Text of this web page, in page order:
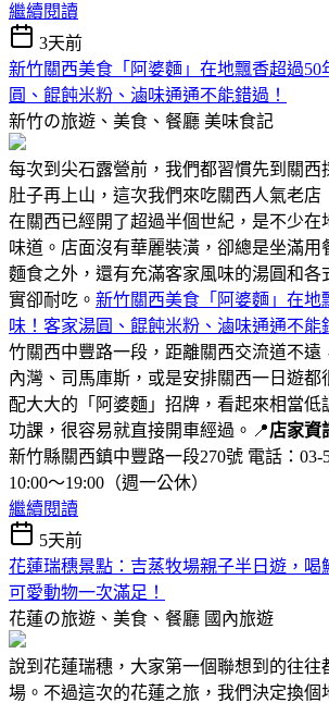
繼續閱讀
3天前
新竹關西美食「阿婆麵」在地飄香超過50
圓、餛飩米粉、滷味通通不能錯過！
新竹の旅遊、美食、餐廳 美味食記
每次到尖石露營前，我們都習慣先到關西
肚子再上山，這次我們來吃關西人氣老店
在關西已經開了超過半個世紀，是不少在
味道。店面沒有華麗裝潢，卻總是坐滿用
麵食之外，還有充滿客家風味的湯圓和各
實卻耐吃。 新竹關西美食「阿婆麵」在地
味！客家湯圓、餛飩米粉、滷味通通不能
竹關西中豐路一段，距離關西交流道不遠
內灣、司馬庫斯，或是安排關西一日遊都
配大大的「阿婆麵」招牌，看起來相當低
功課，很容易就直接開車經過。📍店家資
新竹縣關西鎮中豐路一段270號 電話：03-
10:00～19:00（週一公休）
繼續閱讀
5天前
花蓮瑞穗景點：吉蒸牧場親子半日遊，喝
可愛動物一次滿足！
花蓮の旅遊、美食、餐廳 國內旅遊
說到花蓮瑞穗，大家第一個聯想到的往往
場。不過這次的花蓮之旅，我們決定換個